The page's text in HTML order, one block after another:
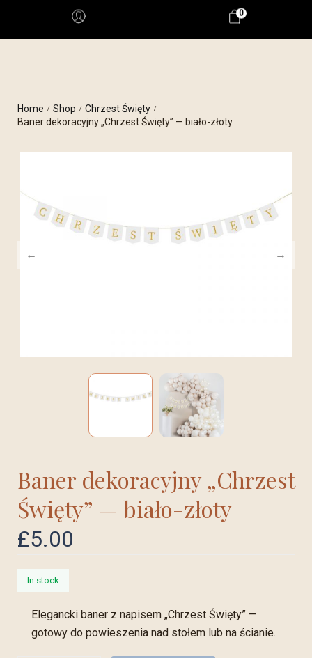
0
Home / Shop / Chrzest Święty /
Baner dekoracyjny „Chrzest Święty” — biało-złoty
Baner dekoracyjny „Chrzest
Święty” — biało-złoty
£5.00
In stock
Elegancki baner z napisem „Chrzest Święty” —
gotowy do powieszenia nad stołem lub na ścianie.